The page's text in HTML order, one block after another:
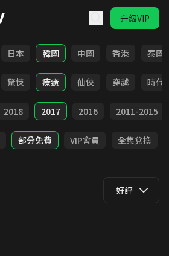
升級VIP
日本 韓國 中國 香港 泰國
驚悚 療癒 仙俠 穿越 時代
2018 2017 2016 2011-2015
部分免費 VIP會員 全集兌換
好評